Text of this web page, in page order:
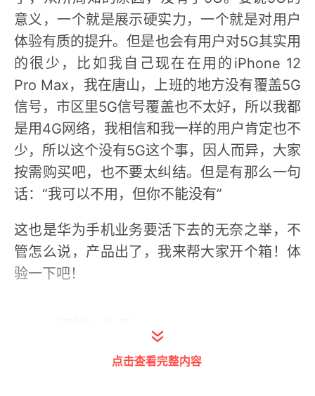
意义，一个就是展示硬实力，一个就是对用户
体验有质的提升。但是也会有用户对5G其实用
的很少，比如我自己现在在用的iPhone 12
Pro Max，我在唐山，上班的地方没有覆盖5G
信号，市区里5G信号覆盖也不太好，所以我都
是用4G网络，我相信和我一样的用户肯定也不
少，所以这个没有5G这个事，因人而异，大家
按需购买吧，也不要太纠结。但是有那么一句
话：“我可以不用，但你不能没有”
这也是华为手机业务要活下去的无奈之举，不
管怎么说，产品出了，我来帮大家开个箱！体
验一下吧！
华为P50的包装盒通过图案的设计，将后置摄
点击查看完整内容